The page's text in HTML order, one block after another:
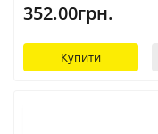
352.00грн.
Купити